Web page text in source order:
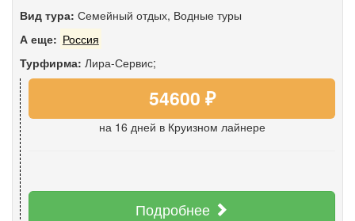
Вид тура: Семейный отдых, Водные туры
А еще: Россия
Турфирма: Лира-Сервис;
54600 ₽
на 16 дней в Круизном лайнере
Подробнее